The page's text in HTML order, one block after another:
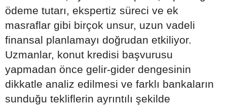
ödeme tutarı, ekspertiz süreci ve ek
masraflar gibi birçok unsur, uzun vadeli
finansal planlamayı doğrudan etkiliyor.
Uzmanlar, konut kredisi başvurusu
yapmadan önce gelir-gider dengesinin
dikkatle analiz edilmesi ve farklı bankaların
sunduğu tekliflerin ayrıntılı şekilde